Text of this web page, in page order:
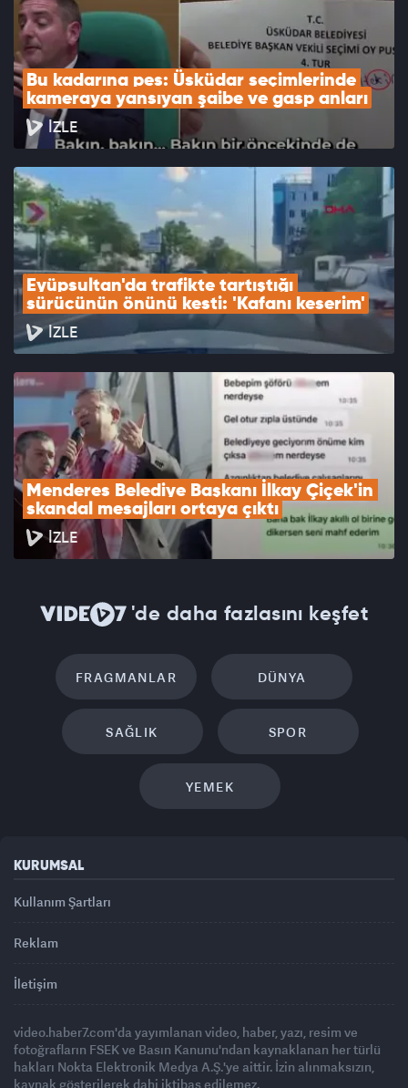
Bu kadarına pes: Üsküdar seçimlerinde
kameraya yansıyan şaibe ve gasp anları
İZLE
Eyüpsultan'da trafikte tartıştığı
sürücünün önünü kesti: 'Kafanı keserim'
İZLE
Menderes Belediye Başkanı İlkay Çiçek'in
skandal mesajları ortaya çıktı
İZLE
'de daha fazlasını keşfet
FRAGMANLAR DÜNYA
SAĞLIK SPOR
YEMEK
KURUMSAL
Kullanım Şartları
Reklam
İletişim
video.haber7.com'da yayımlanan video, haber, yazı, resim ve
fotoğrafların FSEK ve Basın Kanunu'ndan kaynaklanan her türlü
hakları Nokta Elektronik Medya A.Ş.'ye aittir. İzin alınmaksızın,
kaynak gösterilerek dahi iktibas edilemez.